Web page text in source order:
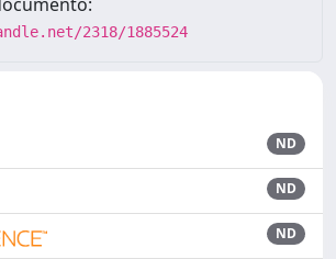
2318/1885524
ND
ND
ND